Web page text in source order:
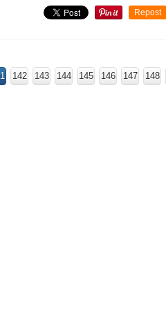
Repost
142 143 144 145 146 147 148